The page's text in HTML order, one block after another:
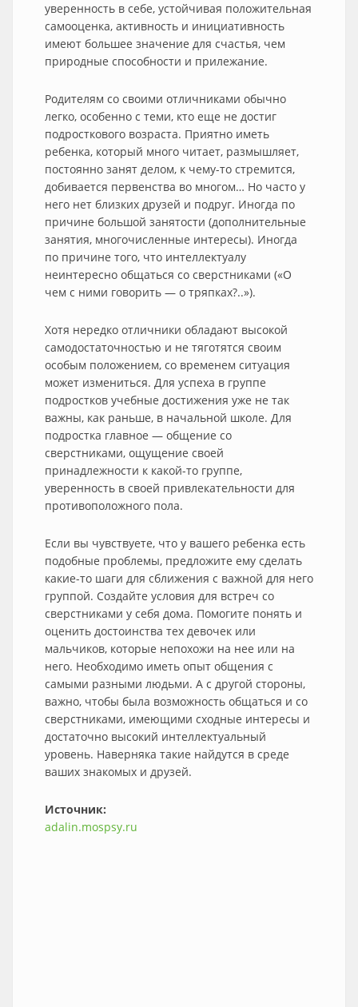
уверенность в себе, устойчивая положительная
самооценка, активность и инициативность
имеют большее значение для счастья, чем
природные способности и прилежание.
Родителям со своими отличниками обычно
легко, особенно с теми, кто еще не достиг
подросткового возраста. Приятно иметь
ребенка, который много читает, размышляет,
постоянно занят делом, к чему-то стремится,
добивается первенства во многом… Но часто у
него нет близких друзей и подруг. Иногда по
причине большой занятости (дополнительные
занятия, многочисленные интересы). Иногда
по причине того, что интеллектуалу
неинтересно общаться со сверстниками («О
чем с ними говорить — о тряпках?..»).
Хотя нередко отличники обладают высокой
самодостаточностью и не тяготятся своим
особым положением, со временем ситуация
может измениться. Для успеха в группе
подростков учебные достижения уже не так
важны, как раньше, в начальной школе. Для
подростка главное — общение со
сверстниками, ощущение своей
принадлежности к какой-то группе,
уверенность в своей привлекательности для
противоположного пола.
Если вы чувствуете, что у вашего ребенка есть
подобные проблемы, предложите ему сделать
какие-то шаги для сближения с важной для него
группой. Создайте условия для встреч со
сверстниками у себя дома. Помогите понять и
оценить достоинства тех девочек или
мальчиков, которые непохожи на нее или на
него. Необходимо иметь опыт общения с
самыми разными людьми. А с другой стороны,
важно, чтобы была возможность общаться и со
сверстниками, имеющими сходные интересы и
достаточно высокий интеллектуальный
уровень. Наверняка такие найдутся в среде
ваших знакомых и друзей.
Источник:
adalin.mospsy.ru